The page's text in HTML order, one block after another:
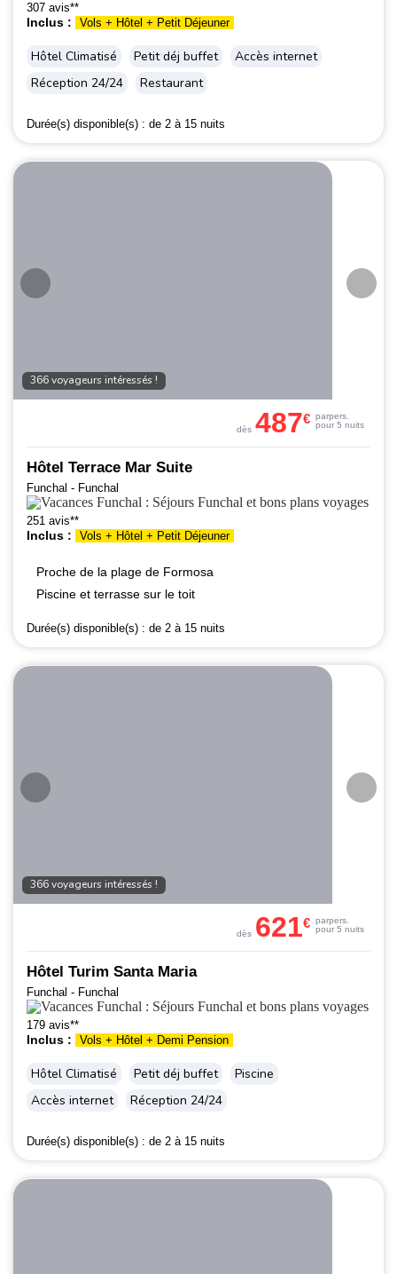
307 avis**
Inclus : Vols + Hôtel + Petit Déjeuner
Hôtel Climatisé Petit déj buffet
Accès internet
Réception 24/24
Restaurant
Durée(s) disponible(s) : de 2 à 15 nuits
366 voyageurs intéressés !
Hôtel Terrace Mar Suite
Funchal - Funchal
251 avis**
Inclus : Vols + Hôtel + Petit Déjeuner
Proche de la plage de Formosa
Piscine et terrasse sur le toit
Durée(s) disponible(s) : de 2 à 15 nuits
dès 487€ parpers.
pour 5 nuits
366 voyageurs intéressés !
Hôtel Turim Santa Maria
Funchal - Funchal
179 avis**
Inclus : Vols + Hôtel + Demi Pension
Hôtel Climatisé Petit déj buffet
Piscine
Accès internet
Réception 24/24
Durée(s) disponible(s) : de 2 à 15 nuits
dès 621€ parpers.
pour 5 nuits